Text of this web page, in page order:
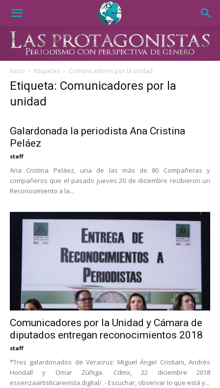
Inicio Etiquetas Comunicadores por la unidad
Etiqueta: Comunicadores por la
unidad
Galardonada la periodista Ana Cristina
Peláez
staff
Ana Cristina Peláez, una de las más de 80 Compañeras y
compañeros que el pasado jueves 20 de diciembre recibieron un
Reconocimiento a la...
Comunicadores por la Unidad y Cámara de
diputados entregan reconocimientos 2018
staff
*Tres galardonados de Veracruz: Miguel Ángel Cristiani, Andrés
Hondall y Omar Zúñiga. Cdmx, 22 diciembre 2018
essenzaartisticarevista.digital/ .- Escuchar, observar lo que está y...